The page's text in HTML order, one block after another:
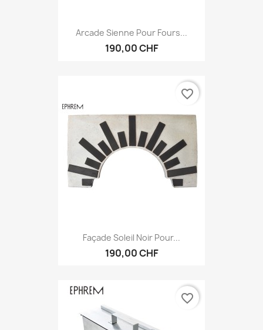
Arcade Sienne Pour Fours...
190,00 CHF
Façade Soleil Noir Pour...
190,00 CHF
favorite_border
favorite_border